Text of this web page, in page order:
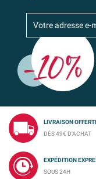
LIVRAISON
DÈS 49€ D'ACHAT
EXPÉDITION
SOUS 24H